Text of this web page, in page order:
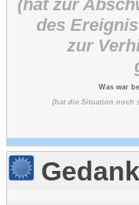
(hat zur
des
zur
Was war
(hat die Situation noch